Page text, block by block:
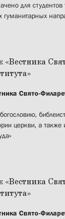
для студентов
гуманитарных
Свято-
церкви, а также
Свято-